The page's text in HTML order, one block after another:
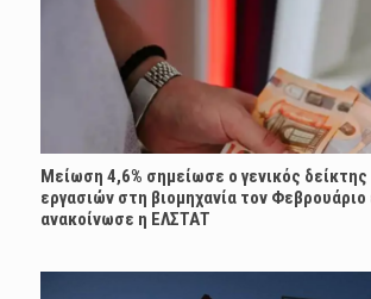
Μείωση 4,6% σημείωσε ο γενικός δείκτης
εργασιών στη βιομηχανία τον
ανακοίνωσε η ΕΛΣΤΑΤ